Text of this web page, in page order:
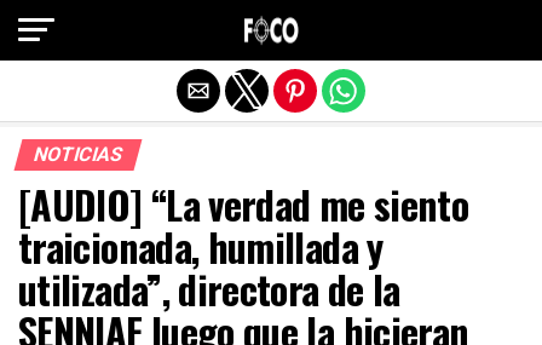
NOTICIAS
[AUDIO] “La verdad me siento
traicionada, humillada y
utilizada”, directora de la
SENNIAF luego que la hicieran
Salir de la versión móvil